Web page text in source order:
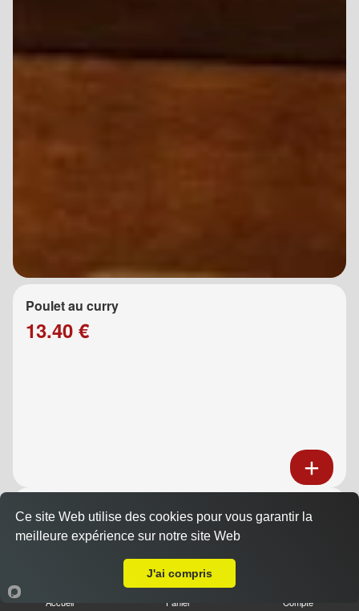
Poulet au curry
13.40 €
Poulet au caramel
13.40 €
Accueil Panier Compte
Ce site Web utilise des cookies pour vous garantir la
meilleure expérience sur notre site Web
J'ai compris